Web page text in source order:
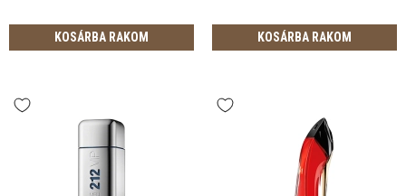
KOSÁRBA RAKOM KOSÁRBA RAKOM